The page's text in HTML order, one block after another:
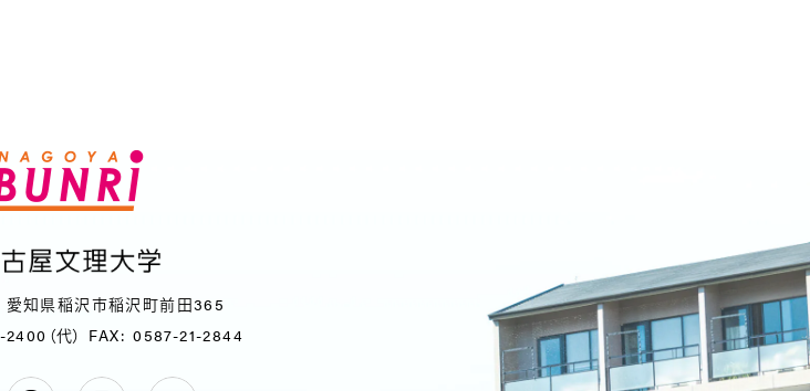
知県稲沢市稲沢町前田365
（代） FAX: 0587-21-2844